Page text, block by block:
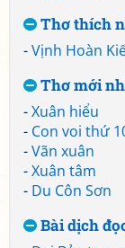
Thơ thích
-Vịnh Hoàn
Thơ mới
-Xuân hiểu
- Con voi thứ
-Vãn xuân
-Xuân tâm
- Du Côn Sơn
Bài dịch